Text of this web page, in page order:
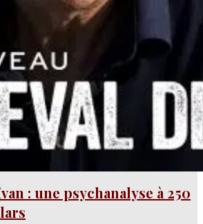
: une psychanalyse à 250